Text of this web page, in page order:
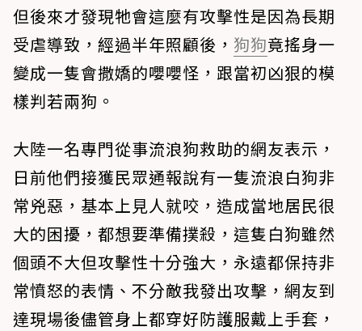
但後來才發現牠會這麼有攻擊性是因為長期
受虐導致，經過半年照顧後， 狗狗竟搖身一
變成一隻會撒嬌的嚶嚶怪，跟當初凶狠的模
樣判若兩狗。
大陸一名專門從事流浪狗救助的網友表示，
日前他們接獲民眾通報說有一隻流浪白狗非
常兇惡，基本上見人就咬，造成當地居民很
大的困擾，都想要準備撲殺，這隻白狗雖然
個頭不大但攻擊性十分強大，永遠都保持非
常憤怒的表情、不分敵我發出攻擊，網友到
達現場後儘管身上都穿好防護服戴上手套，